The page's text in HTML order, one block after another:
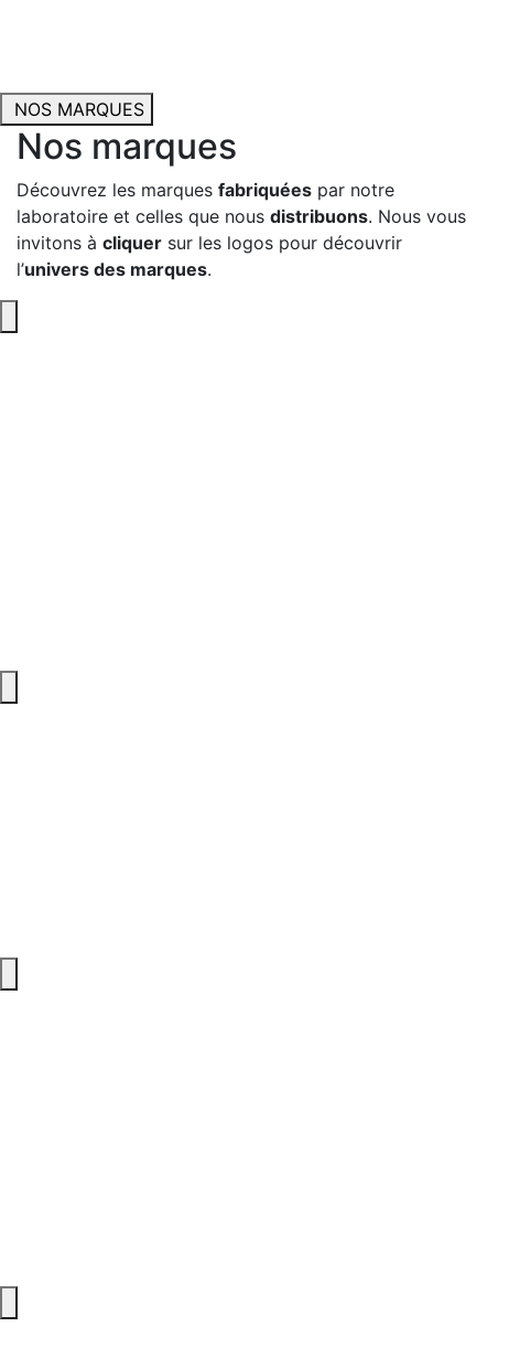
NOS MARQUES
Nos marques
Découvrez les marques fabriquées par notre
laboratoire et celles que nous distribuons. Nous vous
invitons à cliquer sur les logos pour découvrir
l’univers des marques.